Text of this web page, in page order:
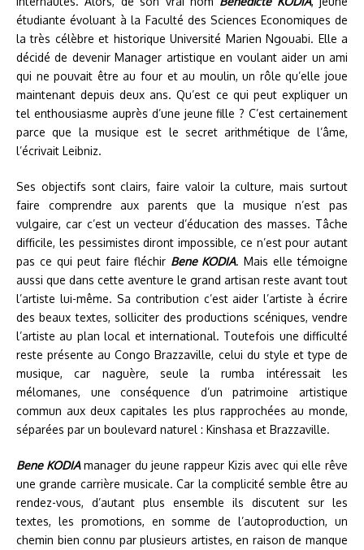
étudiante évoluant à la Faculté des Sciences Economiques de
la très célèbre et historique Université Marien Ngouabi. Elle a
décidé de devenir Manager artistique en voulant aider un ami
qui ne pouvait être au four et au moulin, un rôle qu’elle joue
maintenant depuis deux ans. Qu’est ce qui peut expliquer un
tel enthousiasme auprès d’une jeune fille ? C’est certainement
parce que la musique est le secret arithmétique de l’âme,
l’écrivait Leibniz.
Ses objectifs sont clairs, faire valoir la culture, mais surtout
faire comprendre aux parents que la musique n’est pas
vulgaire, car c’est un vecteur d’éducation des masses. Tâche
difficile, les pessimistes diront impossible, ce n’est pour autant
pas ce qui peut faire fléchir Bene KODIA. Mais elle témoigne
aussi que dans cette aventure le grand artisan reste avant tout
l’artiste lui-même. Sa contribution c’est aider l’artiste à écrire
des beaux textes, solliciter des productions scéniques, vendre
l’artiste au plan local et international. Toutefois une difficulté
reste présente au Congo Brazzaville, celui du style et type de
musique, car naguère, seule la rumba intéressait les
mélomanes, une conséquence d’un patrimoine artistique
commun aux deux capitales les plus rapprochées au monde,
séparées par un boulevard naturel : Kinshasa et Brazzaville.
Bene KODIAmanager du jeune rappeur Kizis avec qui elle rêve
une grande carrière musicale. Car la complicité semble être au
rendez-vous, d’autant plus ensemble ils discutent sur les
textes, les promotions, en somme de l’autoproduction, un
chemin bien connu par plusieurs artistes, en raison de manque